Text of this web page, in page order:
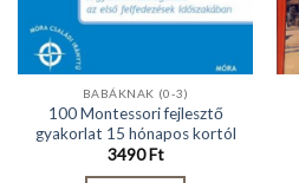
BABÁKNAK (0-3)
100 Montessori fejlesztő
gyakorlat 15 hónapos kortól
3490Ft